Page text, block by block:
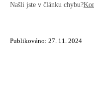
Našli jste v článku chybu?
Publikováno: 27. 11. 2024